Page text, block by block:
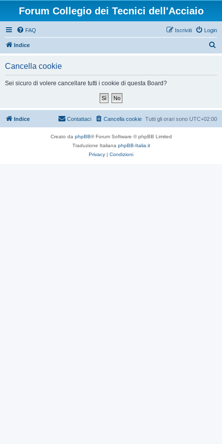
Forum Collegio dei Tecnici dell'Acciaio
FAQ Login
Iscriviti
Indice
Cancella cookie
Sei sicuro di volere cancellare tutti i cookie di questa Board?
Indice Tutti gli orari sono UTC+02:00
Cancella cookie
Contattaci
Creato da phpBB® Forum Software © phpBB Limited
Traduzione Italiana phpBB-Italia.it
Privacy | Condizioni